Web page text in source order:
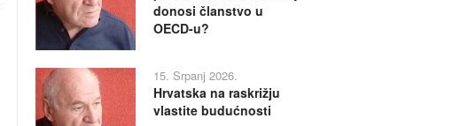
donosi članstvo u
OECD-u?
15. Srpanj 2026.
Hrvatska na raskrižju
vlastite budućnosti